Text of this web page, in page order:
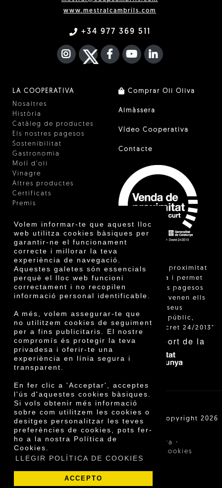
Volem informar-te que aquest lloc
web utilitza cookies bàsiques per
garantir-ne el funcionament
correcte i millorar la teva
experiència de navegació.
Aquestes galetes són essencials
perquè el lloc web funcioni
correctament i no recopilen
informació personal identificable.
A més, volem assegurar-te que
no utilitzem cookies de seguiment
per a fins publicitaris. El nostre
compromís és protegir la teva
privadesa i oferir-te una
experiència en línia segura i
transparent.
En fer clic a 'Acceptar', acceptes
l'ús d'aquestes cookies bàsiques.
Si vols obtenir més informació
sobre com utilitzem les cookies o
desitges personalitzar les teves
preferències de cookies, pots fer-
ho a la nostra Política de
Cookies.
LLEGIR POLÍTICA DE COOKIES
ACCEPTO
www.mestralcambrils.com
+34 977 369 511
INSTAGRAM
TWITTER
FACEBOOK F
YOUTUBEFA LINKEDIN
LA COOPERATIVA
Nosaltres
Història
Catàleg de productes
Els nostres pagesos
Sostenibilitat
Gastronomia
Molí d'oli
Vinagre
Altres productes
Certificats
Premis
Comprar Oli Oliva
Almàssera
Vídeo Cooperativa
Contacte
"La venda de proximitat
està regulada i permet
identificar els pagesos
catalans que venen ells
mateixos els seus
productes al públic,
segons el Decret 24/2013"
Amb el suport de la
Cooperativa Agrícola de Cambrils SCCL | Copyright 2026
Avís legal · Condicions de compra ·
Política de privacitat Política de cookies